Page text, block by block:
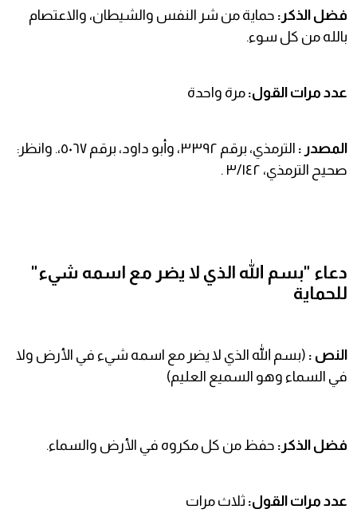
فضل الذكر: حماية من شر النفس والشيطان، والاعتصام
بالله من كل سوء.
عدد مرات القول: مرة واحدة
المصدر :
الترمذي، برقم ٣٣٩٢، وأبو داود، برقم ٥٠٦٧،. وانظر:
صحيح الترمذي، ٣/١٤٢ .
دعاء "بسم الله الذي لا يضر مع اسمه شيء"
للحماية
النص : (بسم الله الذي لا يضر مع اسمه شيء في الأرض ولا
في السماء وهو السميع العليم)
فضل الذكر: حفظ من كل مكروه في الأرض والسماء.
عدد مرات القول: ثلاث مرات